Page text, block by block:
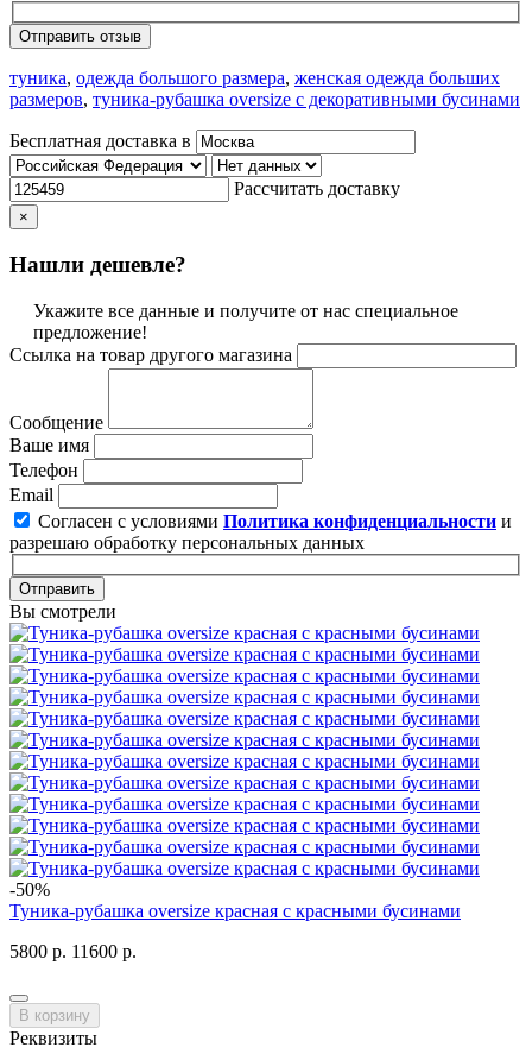
Отправить отзыв
туника, одежда большого размера, женская одежда больших
размеров, туника-рубашка oversize с декоративными бусинами
Бесплатная доставка в
Рассчитать доставку
×
Нашли дешевле?
Укажите все данные и получите от нас специальное
предложение!
Ссылка на товар другого магазина
Сообщение
Ваше имя
Телефон
Email
Согласен с условиями Политика конфиденциальности и
разрешаю обработку персональных данных
Отправить
Вы смотрели
-50%
Туника-рубашка oversize красная с красными бусинами
5800 р. 11600 р.
В корзину
Реквизиты